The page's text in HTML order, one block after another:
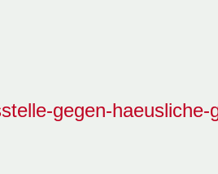
gegen-haeusliche-